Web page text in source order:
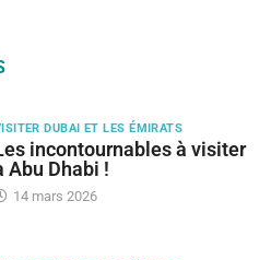
DUBAI ET LES ÉMIRATS
incontournables à visiter
Abu Dhabi !
14 mars 2026